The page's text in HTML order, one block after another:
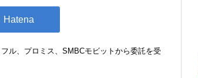
ル、プロミス、SMBCモビットから委託を受